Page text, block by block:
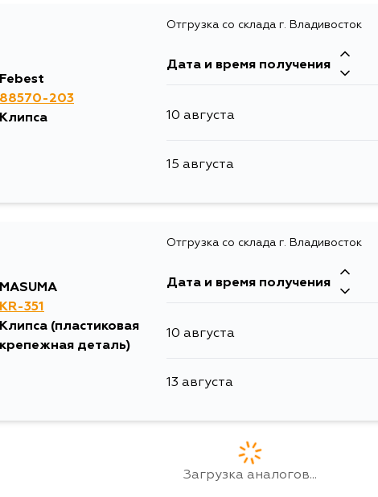
Febest
88570-203
Клипса
Отгрузка со склада г. Владивосток
Дата и время получения
10 августа
15 августа
MASUMA
KR-351
Клипса (пластиковая
крепежная деталь)
Отгрузка со склада г. Владивосток
Дата и время получения
10 августа
13 августа
Загрузка аналогов...